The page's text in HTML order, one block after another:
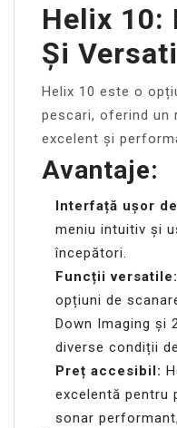
Helix 10:
Și
Helix 10 este o
pescari, oferind
excelent și
Avantaje:
Interfață ușor
meniu intuitiv și
începători.
Funcții versatile:
opțiuni de
Down Imaging și
diverse condiții
Preț accesibil:
excelentă pentru
sonar